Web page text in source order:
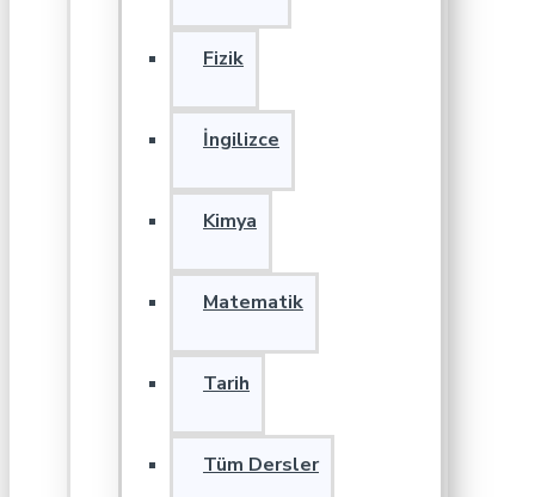
Fizik
İngilizce
Kimya
Matematik
Tarih
Tüm Dersler